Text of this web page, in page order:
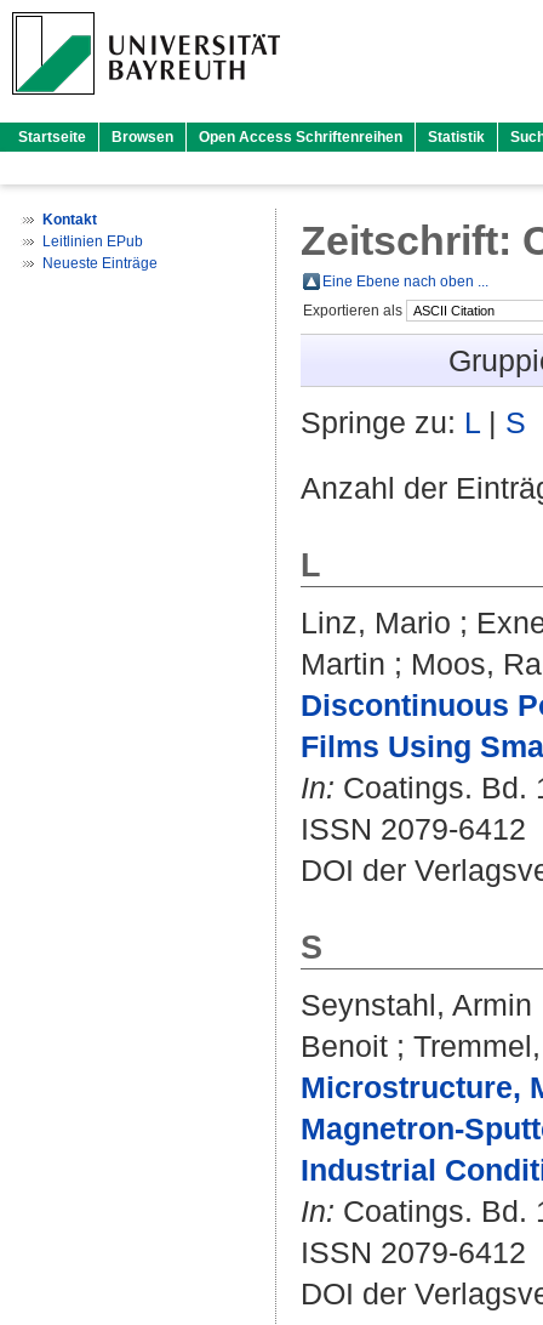
Startseite Browsen Open Access Schriftenreihen Statistik
Kontakt
Leitlinien EPub
Neueste Einträge
Zeitschrift:
Eine Ebene nach oben ...
Exportieren als
Springe zu: L | S
Anzahl der
L
Linz, Mario ;
Martin ; Moos,
Discontinuous
Films Using
In: Coatings. Bd.
ISSN 2079-6412
DOI der
S
Seynstahl, Armin
Benoit ;
Microstructure,
Magnetron-
Industrial
In: Coatings. Bd.
ISSN 2079-6412
DOI der